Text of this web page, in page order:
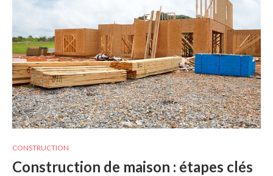
CONSTRUCTION
Construction de maison : étapes clés